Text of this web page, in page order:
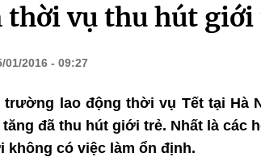
thời vụ thu hút giới
01/2016 - 09:27
trường lao động thời vụ Tết tại Hà
đã thu hút giới trẻ. Nhất là các
không có việc làm ổn định.